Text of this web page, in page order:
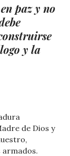
paz y no
y la
de Dios y